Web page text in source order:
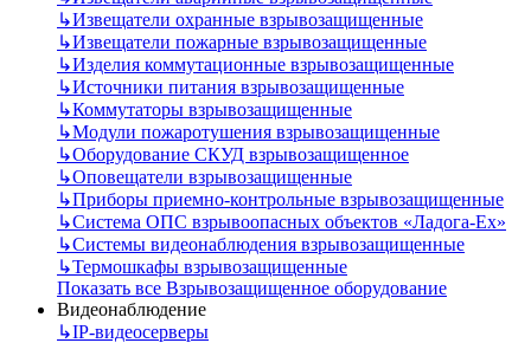
↳Извещатели охранные взрывозащищенные
↳Извещатели пожарные взрывозащищенные
↳Изделия коммутационные взрывозащищенные
↳Источники питания взрывозащищенные
↳Коммутаторы взрывозащищенные
↳Модули пожаротушения взрывозащищенные
↳Оборудование СКУД взрывозащищенное
↳Оповещатели взрывозащищенные
↳Приборы приемно-контрольные взрывозащищенные
↳Система ОПС взрывоопасных объектов «Ладога-Ex»
↳Системы видеонаблюдения взрывозащищенные
↳Термошкафы взрывозащищенные
Показать все Взрывозащищенное оборудование
Видеонаблюдение
↳IP-видеосерверы